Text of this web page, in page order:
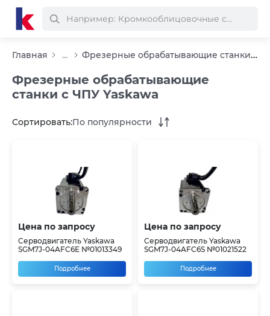
Главная ... Фрезерные обрабатывающие станки с ЧПУ Yaskawa
Фрезерные обрабатывающие
станки с ЧПУ Yaskawa
Сортировать:По популярности
Цена по запросу
Серводвигатель Yaskawa
SGM7J-04AFC6E №01013349
Подробнее
Цена по запросу
Серводвигатель Yaskawa
SGM7J-04AFC6S №01021522
Подробнее